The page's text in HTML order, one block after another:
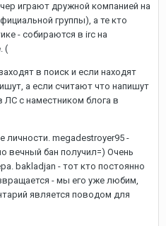
играют дружной компанией на
группы), а те кто
- собираются в irc на
(
в поиск и если находят
а если считают что напишут
с наместником блога в
личности. megadestroyer95 -
вечный бан получил=) Очень
bakladjan - тот кто постоянно
- мы его уже любим,
является поводом для